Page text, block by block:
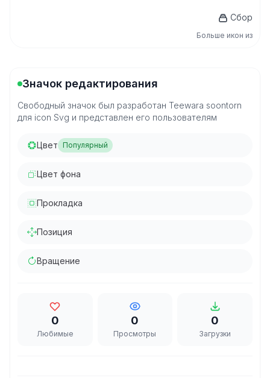
Сбор
Больше икон из
Значок редактирования
Свободный значок был разработан Teewara soontorn
для icon Svg и представлен его пользователям
Цвет Популярный
Цвет фона
Прокладка
Позиция
Вращение
0
Любимые
0
Просмотры
0
Загрузки